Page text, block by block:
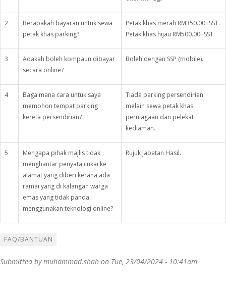
2
Berapakah bayaran untuk sewa
petak khas parking?
Petak khas merah RM350.00+SST.
Petak khas hijau RM500.00+SST.
3
Adakah boleh kompaun dibayar
secara online?
Boleh dengan SSP (mobile).
4
Bagaimana cara untuk saya
memohon tempat parking
kereta persendirian?
Tiada parking persendirian
melain sewa petak khas
perniagaan dan pelekat
kediaman.
5
Mengapa pihak majlis tidak
menghantar penyata cukai ke
alamat yang diberi kerana ada
ramai yang di kalangan warga
emas yang tidak pandai
menggunakan teknologi online?
Rujuk Jabatan Hasil.
FAQ/BANTUAN
Submitted bymuhammad.shah on Tue, 23/04/2024 - 10:41am